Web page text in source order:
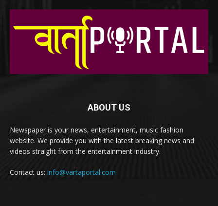
ABOUT US
Newspaper is your news, entertainment, music fashion
website. We provide you with the latest breaking news and
videos straight from the entertainment industry.
Contact us: info@vartaportal.com